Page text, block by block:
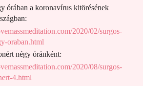
órában a koronavírus kitörésének
2020/02/surgos-
oraban.html
négy óránként:
2020/08/surgos-
4.html